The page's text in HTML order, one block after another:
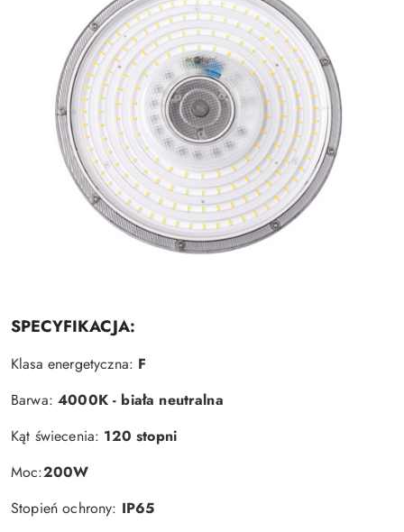
SPECYFIKACJA:
Klasa energetyczna: F
Barwa:4000K - biała neutralna
Kąt świecenia: 120 stopni
Moc:200W
Stopień ochrony: IP65